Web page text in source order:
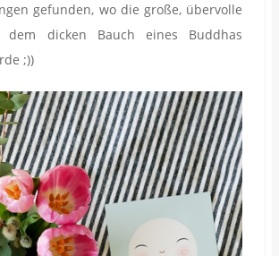
gefunden, wo die große, übervolle
dem dicken Bauch eines Buddhas
;))